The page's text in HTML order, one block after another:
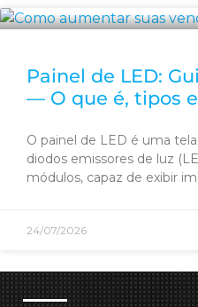
Painel de LED:
— O que é, tipos
O painel de LED é uma
diodos emissores de luz
módulos, capaz de exibir
24/07/2026